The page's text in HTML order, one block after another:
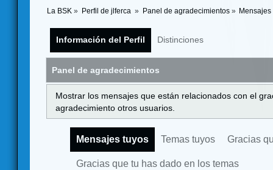
La BSK » Perfil de jlferca » Panel de agradecimientos» Mensajes
Información del Perfil Distinciones
Panel de agradecimientos
Mostrar los mensajes que están relacionados con el
agradecimiento otros usuarios.
Mensajes tuyos Temas tuyos Gracias
Gracias que tu has dado en los temas